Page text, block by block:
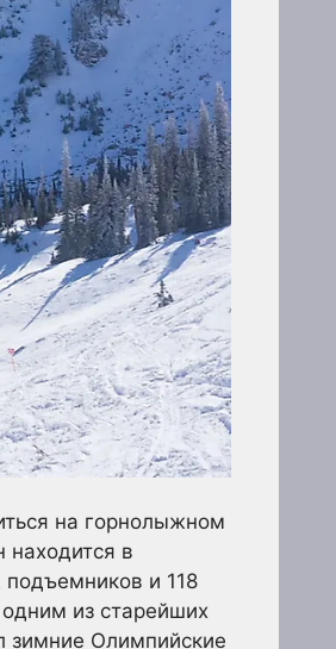
на горнолыжном
находится в
и 118
из старейших
зимние Олимпийские